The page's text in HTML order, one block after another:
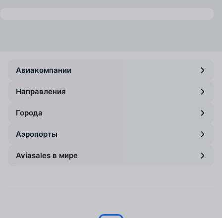
Авиакомпании
Направления
Города
Аэропорты
Aviasales в мире